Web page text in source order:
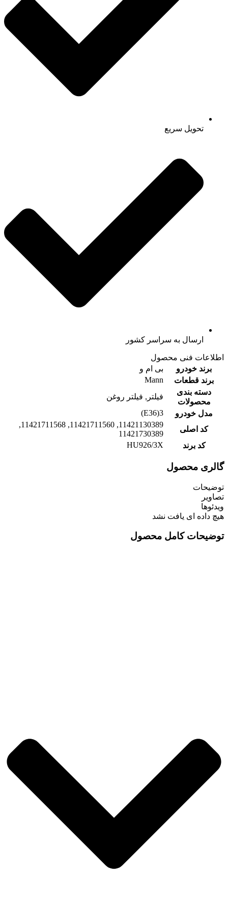
تحویل سریع
ارسال به سراسر کشور
اطلاعات فنی محصول
برند خودرو
بی ام و
برند قطعات
Mann
دسته بندی
محصولات
فیلتر, فیلتر روغن
مدل خودرو
3(E36)
کد اصلی
11421130389, 11421711560, 11421711568,
11421730389
کد برند
HU926/3X
گالری محصول
توضیحات
تصاویر
ویدئوها
هیچ داده ای یافت نشد
توضیحات کامل محصول